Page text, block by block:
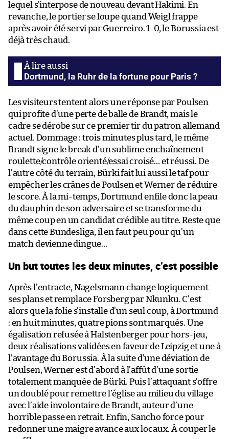
lequel s’interpose de nouveau devant Hakimi. En
revanche, le portier se loupe quand Weigl frappe
après avoir été servi par Guerreiro. 1-0, le Borussia est
déjà très chaud.
Dortmund, la Ruhr de la fortune pour Paris ?
Les visiteurs tentent alors une réponse par Poulsen
qui profite d’une perte de balle de Brandt, mais le
cadre se dérobe sur ce premier tir du patron allemand
actuel. Dommage : trois minutes plus tard, le même
Brandt signe le break d’un sublime enchaînement
roulette/contrôle orienté/essai croisé… et réussi. De
l’autre côté du terrain, Bürki fait lui aussi le taf pour
empêcher les crânes de Poulsen et Werner de réduire
le score. À la mi-temps, Dortmund enfile donc la peau
du dauphin de son adversaire et se transforme du
même coup en un candidat crédible au titre. Reste que
dans cette Bundesliga, il en faut peu pour qu’un
match devienne dingue…
Un but toutes les deux minutes, c’est possible
Après l’entracte, Nagelsmann change logiquement
ses plans et remplace Forsberg par Nkunku. C’est
alors que la folie s’installe d’un seul coup, à Dortmund
: en huit minutes, quatre pions sont marqués. Une
égalisation refusée à Halstenberger pour hors-jeu,
deux réalisations validées en faveur de Leipzig et une à
l’avantage du Borussia. À la suite d’une déviation de
Poulsen, Werner est d’abord à l’affût d’une sortie
totalement manquée de Bürki. Puis l’attaquant s’offre
un doublé pour remettre l’église au milieu du village
avec l’aide involontaire de Brandt, auteur d’une
horrible passe en retrait. Enfin, Sancho force pour
redonner une maigre avance aux locaux. À couper le